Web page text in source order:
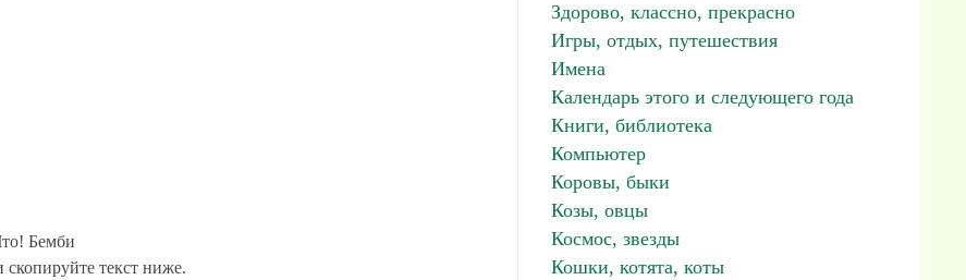
Бемби
текст ниже.
Здорово, классно, прекрасно
Игры, отдых, путешествия
Имена
Календарь этого и следующего года
Книги, библиотека
Компьютер
Коровы, быки
Козы, овцы
Космос, звезды
Кошки, котята, коты